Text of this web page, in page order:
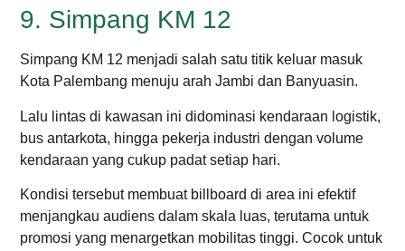
9. Simpang KM 12
Simpang KM 12 menjadi salah satu titik keluar masuk
Kota Palembang menuju arah Jambi dan Banyuasin.
Lalu lintas di kawasan ini didominasi kendaraan logistik,
bus antarkota, hingga pekerja industri dengan volume
kendaraan yang cukup padat setiap hari.
Kondisi tersebut membuat billboard di area ini efektif
menjangkau audiens dalam skala luas, terutama untuk
promosi yang menargetkan mobilitas tinggi.Cocok untuk